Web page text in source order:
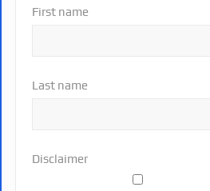
First name
Last name
Disclaimer